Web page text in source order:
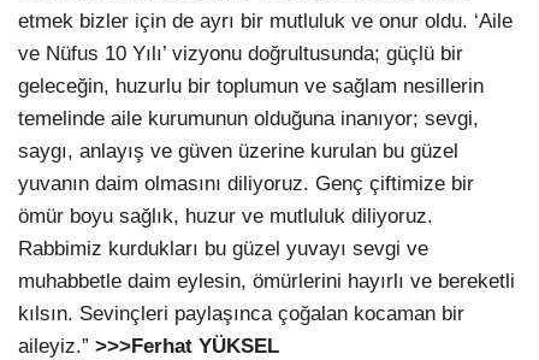
etmek bizler için de ayrı bir mutluluk ve onur oldu. ‘Aile
ve Nüfus 10 Yılı’ vizyonu doğrultusunda; güçlü bir
geleceğin, huzurlu bir toplumun ve sağlam nesillerin
temelinde aile kurumunun olduğuna inanıyor; sevgi,
saygı, anlayış ve güven üzerine kurulan bu güzel
yuvanın daim olmasını diliyoruz. Genç çiftimize bir
ömür boyu sağlık, huzur ve mutluluk diliyoruz.
Rabbimiz kurdukları bu güzel yuvayı sevgi ve
muhabbetle daim eylesin, ömürlerini hayırlı ve bereketli
kılsın. Sevinçleri paylaşınca çoğalan kocaman bir
aileyiz.” >>>Ferhat YÜKSEL